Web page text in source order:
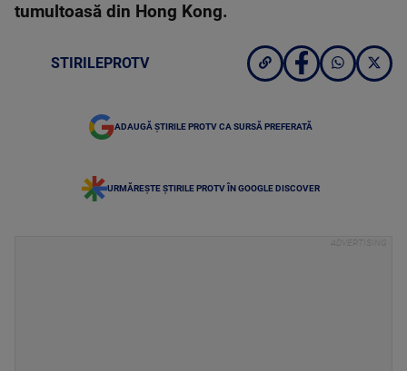
tumultoasă din Hong Kong.
STIRILEPROTV
ADAUGĂ ȘTIRILE PROTV CA SURSĂ PREFERATĂ
URMĂREȘTE ȘTIRILE PROTV ÎN GOOGLE DISCOVER